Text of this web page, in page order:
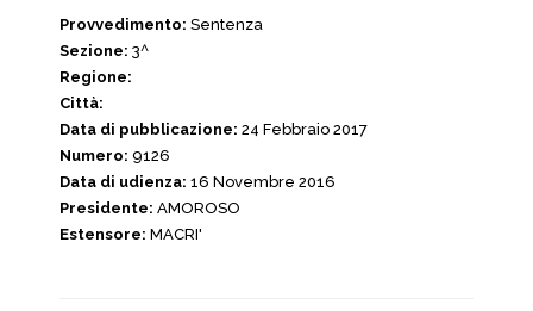
Provvedimento: Sentenza
Sezione: 3^
Regione:
Città:
Data di pubblicazione: 24 Febbraio 2017
Numero: 9126
Data di udienza: 16 Novembre 2016
Presidente: AMOROSO
Estensore: MACRI'